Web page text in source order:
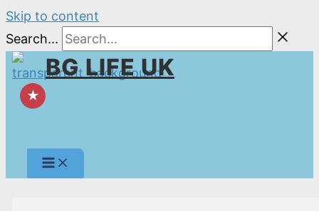
Skip to content
Search...
BG LIFE UK
★